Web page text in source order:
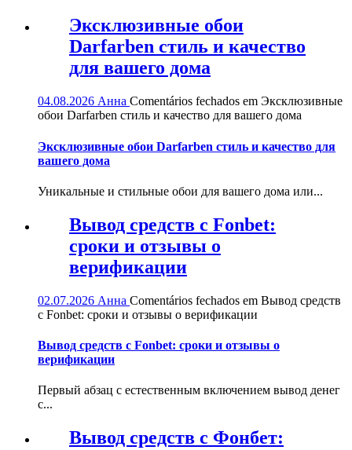
Эксклюзивные обои
Darfarben стиль и качество
для вашего дома
04.08.2026 Анна Comentários fechados em Эксклюзивные
обои Darfarben стиль и качество для вашего дома
Эксклюзивные обои Darfarben стиль и качество для
вашего дома
Уникальные и стильные обои для вашего дома или...
Вывод средств с Fonbet:
сроки и отзывы о
верификации
02.07.2026 Анна Comentários fechados em Вывод средств
с Fonbet: сроки и отзывы о верификации
Вывод средств с Fonbet: сроки и отзывы о
верификации
Первый абзац с естественным включением вывод денег
с...
Вывод средств с Фонбет: